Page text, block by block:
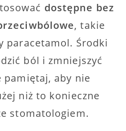
dostępne bez
, takie
paracetamol. Środki
ból i zmniejszyć
pamiętaj, aby nie
niż to konieczne
stomatologiem.